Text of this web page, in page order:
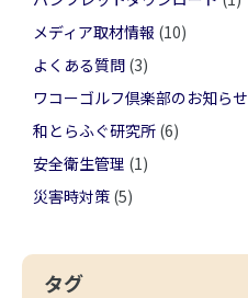
メディア取材情報 (10)
よくある質問 (3)
ワコーゴルフ倶楽部のお知らせ
和とらふぐ研究所 (6)
安全衛生管理 (1)
災害時対策 (5)
タグ